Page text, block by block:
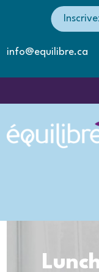
info@equilibre.ca